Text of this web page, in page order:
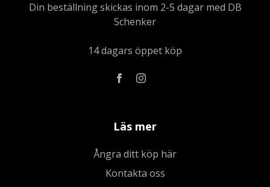
Din beställning skickas inom 2-5 dagar med DB
Schenker
14 dagars öppet köp
Läs mer
Ångra ditt köp här
Kontakta oss